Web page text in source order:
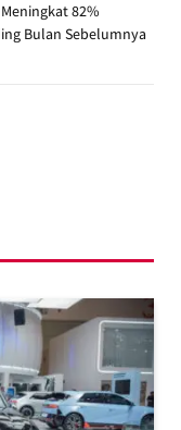
82%
Bulan Sebelumnya